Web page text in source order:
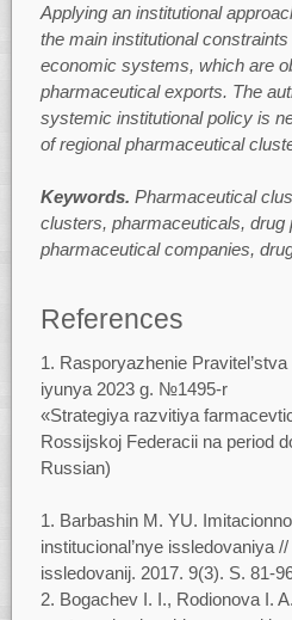
Applying an institutional
the main institutional
economic systems, which are
pharmaceutical exports. The
systemic institutional policy is
of regional pharmaceutical
Keywords. Pharmaceutical
clusters, pharmaceuticals, drug
pharmaceutical companies,
References
Rasporyazhenie
iyunya 2023 g. №1495-r
«Strategiya razvitiya
Rossijskoj Federacii na period
Russian)
Barbashin M. YU.
institucional’nye issledovaniya
issledovanij. 2017. 9(3). S. 81-
Bogachev I. I., Rodionova I.